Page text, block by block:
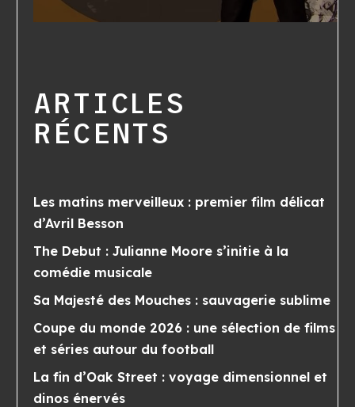
ARTICLES
RÉCENTS
Les matins merveilleux : premier film délicat
d’Avril Besson
The Debut : Julianne Moore s’initie à la
comédie musicale
Sa Majesté des Mouches : sauvagerie sublime
Coupe du monde 2026 : une sélection de films
et séries autour du football
La fin d’Oak Street : voyage dimensionnel et
dinos énervés